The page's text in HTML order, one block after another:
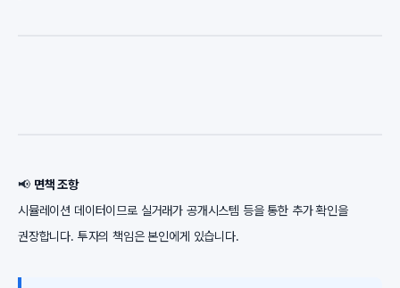
📢 면책 조항
시뮬레이션 데이터이므로 실거래가 공개시스템 등을 통한 추가 확인을
권장합니다. 투자의 책임은 본인에게 있습니다.